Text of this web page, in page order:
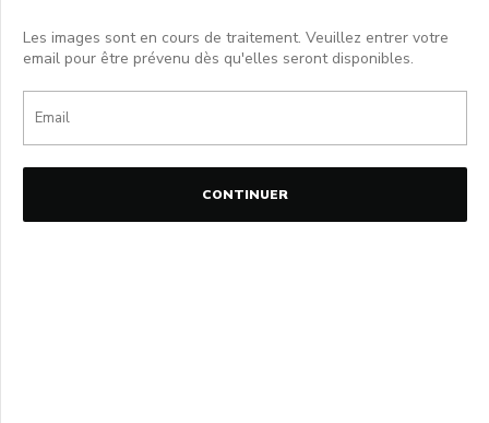
Les images sont en cours de traitement. Veuillez entrer votre
email pour être prévenu dès qu'elles seront disponibles.
CONTINUER